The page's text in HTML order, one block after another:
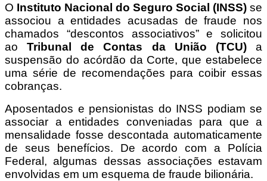
O Instituto Nacional do Seguro Social (INSS) se
associou a entidades acusadas de fraude nos
chamados “descontos associativos” e solicitou
aoTribunal de Contas da União (TCU)a
suspensão do acórdão da Corte, que estabelece
uma série de recomendações para coibir essas
cobranças.
Aposentados e pensionistas do INSS podiam se
associar a entidades conveniadas para que a
mensalidade fosse descontada automaticamente
de seus benefícios. De acordo com a Polícia
Federal, algumas dessas associações estavam
envolvidas em um esquema de fraude bilionária.